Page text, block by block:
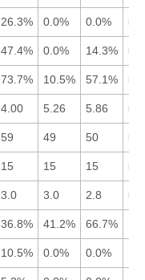
26.3% 0.0% 0.0%
47.4% 0.0% 14.3%
73.7% 10.5% 57.1%
4.00 5.26 5.86
59 49 50
15 15 15
3.0 3.0 2.8
36.8% 41.2% 66.7%
10.5% 0.0% 0.0%